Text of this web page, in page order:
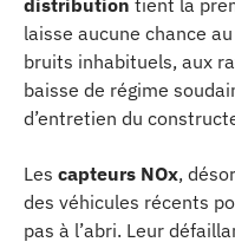
distribution tient la
laisse aucune chance
bruits inhabituels, aux
baisse de régime
d’entretien du
Les capteurs NOx,
des véhicules récents
pas à l’abri. Leur